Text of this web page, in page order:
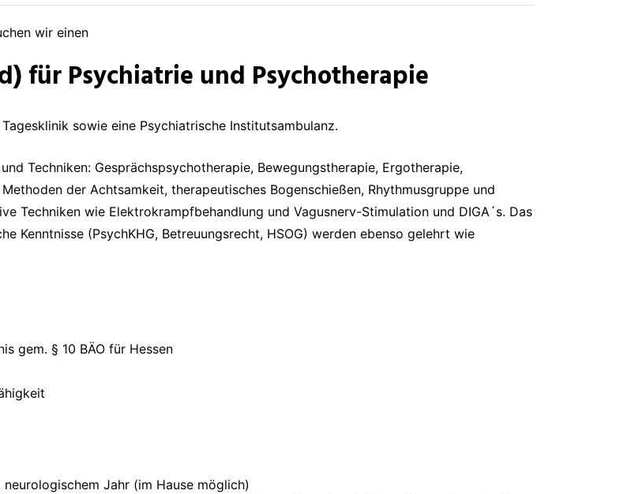
wir einen
Psychiatrie und Psychotherapie
sowie eine Psychiatrische Institutsambulanz.
Techniken: Gesprächspsychotherapie, Bewegungstherapie, Ergotherapie,
der Achtsamkeit, therapeutisches Bogenschießen, Rhythmusgruppe und
Techniken wie Elektrokrampfbehandlung und Vagusnerv-Stimulation und DIGA´s. Das
Kenntnisse (PsychKHG, Betreuungsrecht, HSOG) werden ebenso gelehrt wie
gem. § 10 BÄO für Hessen
Jahr (im Hause möglich)